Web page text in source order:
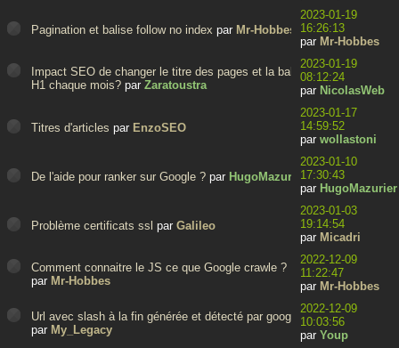
Pagination et balise follow no index par Mr-Hobbes
2023-01-19
16:26:13
par Mr-Hobbes
Impact SEO de changer le titre des pages et la balise
H1 chaque mois? parZaratoustra
2023-01-19
08:12:24
par NicolasWeb
Titres d'articles par EnzoSEO
2023-01-17
14:59:52
par wollastoni
De l'aide pour ranker sur Google ? par HugoMazurier
2023-01-10
17:30:43
par HugoMazurier
Problème certificats ssl parGalileo
2023-01-03
19:14:54
par Micadri
Comment connaitre le JS ce que Google crawle ?
par Mr-Hobbes
2022-12-09
11:22:47
par Mr-Hobbes
Url avec slash à la fin générée et détecté par google
par My_Legacy
2022-12-09
10:03:56
par Youp